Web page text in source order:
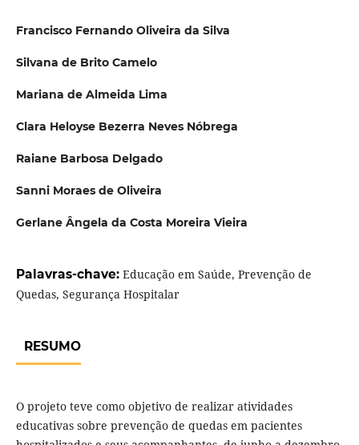
Francisco Fernando Oliveira da Silva
Silvana de Brito Camelo
Mariana de Almeida Lima
Clara Heloyse Bezerra Neves Nóbrega
Raiane Barbosa Delgado
Sanni Moraes de Oliveira
Gerlane Ângela da Costa Moreira Vieira
Palavras-chave: Educação em Saúde, Prevenção de
Quedas, Segurança Hospitalar
RESUMO
O projeto teve como objetivo de realizar atividades
educativas sobre prevenção de quedas em pacientes